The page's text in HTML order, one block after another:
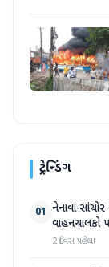
ટ્રેન્ડિંગ
01 નેનાવા-
વાહનચાલકો
2 દિવસ પહેલા